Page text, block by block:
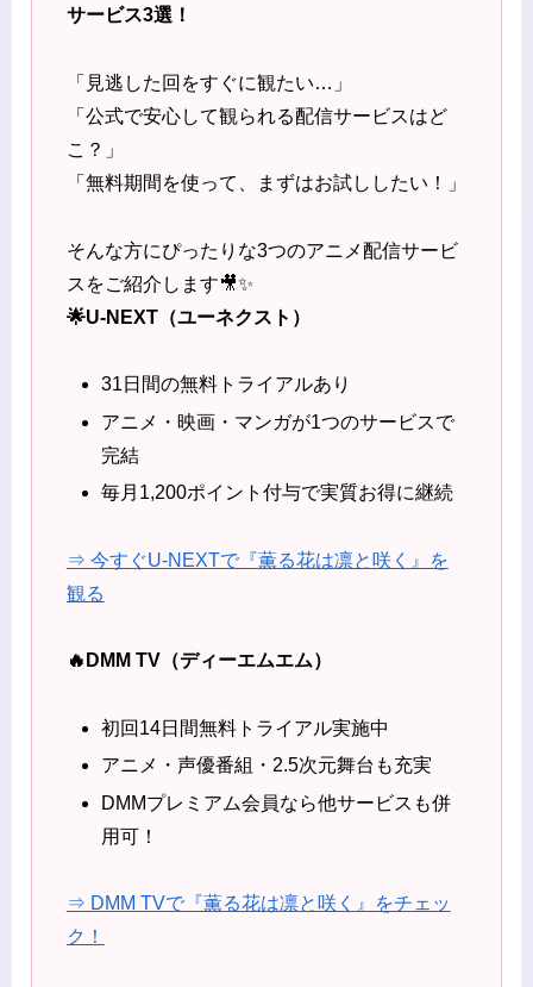
サービス3選！
「見逃した回をすぐに観たい…」
「公式で安心して観られる配信サービスはど
こ？」
「無料期間を使って、まずはお試ししたい！」
そんな方にぴったりな3つのアニメ配信サービ
スをご紹介します🎥✨
🌟U-NEXT（ユーネクスト）
31日間の無料トライアルあり
アニメ・映画・マンガが1つのサービスで
完結
毎月1,200ポイント付与で実質お得に継続
⇒ 今すぐU-NEXTで『薫る花は凛と咲く』を
観る
🔥DMM TV（ディーエムエム）
初回14日間無料トライアル実施中
アニメ・声優番組・2.5次元舞台も充実
DMMプレミアム会員なら他サービスも併
用可！
⇒ DMM TVで『薫る花は凛と咲く』をチェッ
ク！